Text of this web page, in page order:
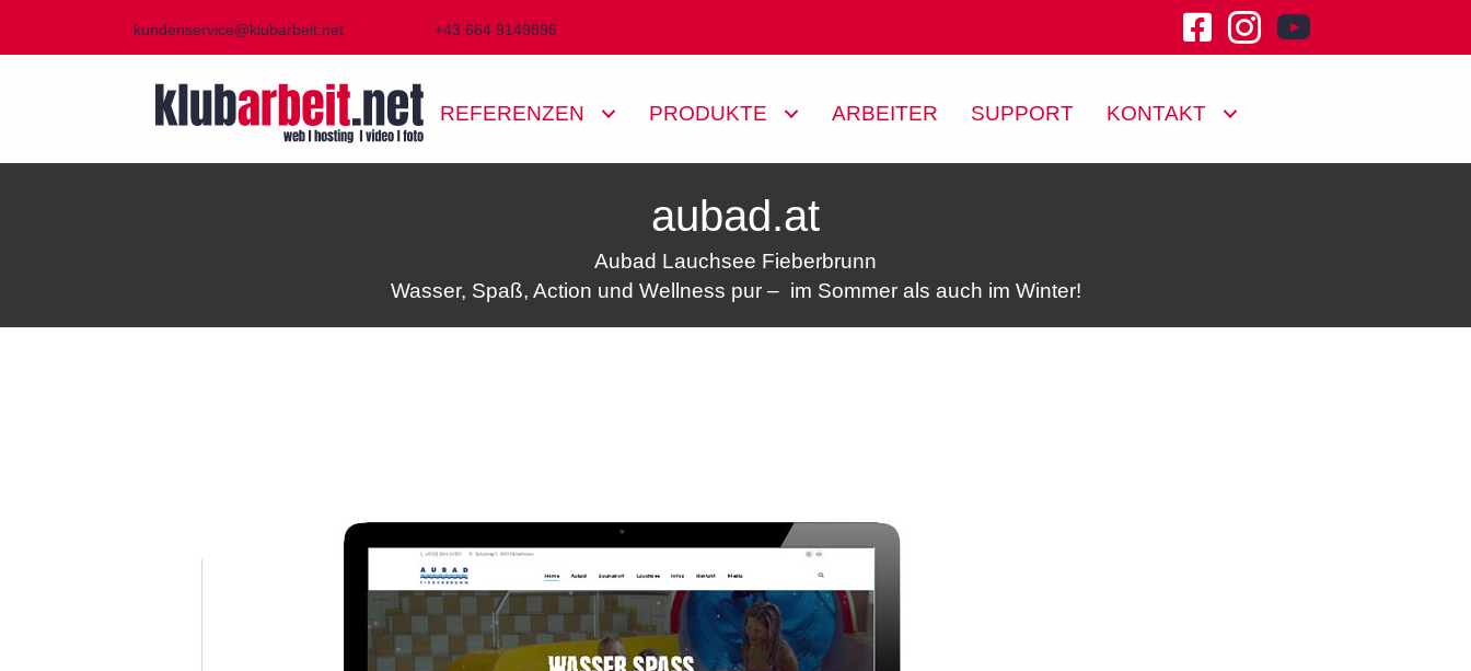
kundenservice@klubarbeit.net +43 664 9149896 youtube channel
REFERENZEN PRODUKTE ARBEITER SUPPORT KONTAKT
aubad.at
Aubad Lauchsee Fieberbrunn
Wasser, Spaß, Action und Wellness pur – im Sommer als auch im Winter!